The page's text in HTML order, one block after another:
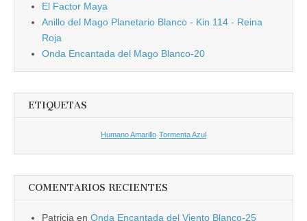
El Factor Maya
Anillo del Mago Planetario Blanco - Kin 114 - Reina
Roja
Onda Encantada del Mago Blanco-20
ETIQUETAS
Humano Amarillo Tormenta Azul
COMENTARIOS RECIENTES
Patricia en Onda Encantada del Viento Blanco-25